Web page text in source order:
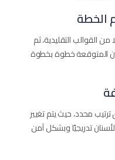
من القوالب التقليدية، ثم
المتوقعة خطوة بخطوة
محدد، حيث يتم تغيير
تدريجيًا وبشكل آمن